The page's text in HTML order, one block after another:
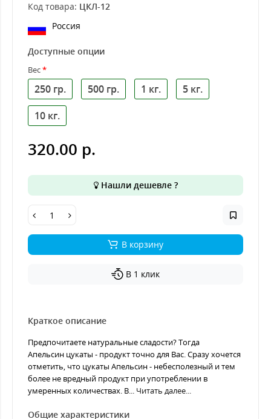
Код товара: ЦКЛ-12
Россия
Доступные опции
Вес
250 гр. 500 гр. 1 кг.
5 кг.
10 кг.
320.00 р.
Нашли дешевле ?
В корзину
В 1 клик
Краткое описание
Предпочитаете натуральные сладости? Тогда
Апельсин цукаты - продукт точно для Вас. Сразу хочется
отметить, что цукаты Апельсин - небесполезный и тем
более не вредный продукт при употреблении в
умеренных количествах. В... Читать далее...
Общие характеристики